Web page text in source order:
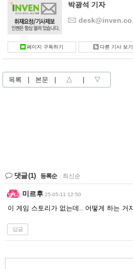
박광석 기자
페이지 구독하기 다른 기사 보기
목록 본문 △ ▽
댓글(1) 등록순 최신순
미르후 25-05-11 12:50
이 게임 스토리가 없는데.. 어떻게 하는 거
답글